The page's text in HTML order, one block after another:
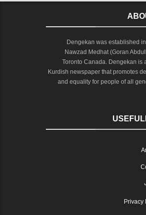
Dengekan was established
Nawzad Medhat (Goran
Toronto Canada. Dengekan is
Kurdish newspaper that promotes
and equality for people of all
Privacy